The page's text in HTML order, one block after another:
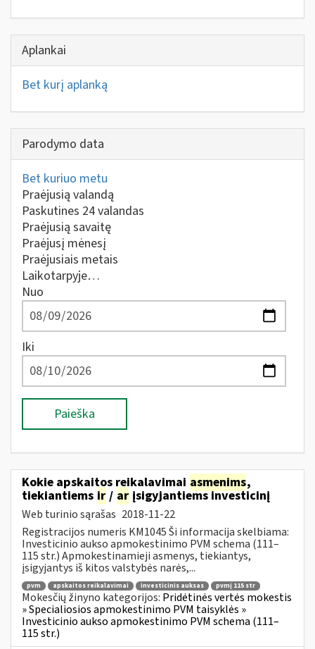
Aplankai
Bet kurį aplanką
Parodymo data
Bet kuriuo metu
Praėjusią valandą
Paskutines 24 valandas
Praėjusią savaitę
Praėjusį mėnesį
Praėjusiais metais
Laikotarpyje…
Nuo
Iki
Paieška
Kokie apskaitos reikalavimai asmenims,
tiekiantiems ir / ar įsigyjantiems investicinį
Web turinio sąrašas 2018-11-22
Registracijos numeris KM1045 Ši informacija skelbiama:
Investicinio aukso apmokestinimo PVM schema (111–
115 str.) Apmokestinamieji asmenys, tiekiantys,
įsigyjantys iš kitos valstybės narės,...
pvm apskaitos reikalavimai investicinis auksas pvmį 115 str
Mokesčių žinyno kategorijos: Pridėtinės vertės mokestis
» Specialiosios apmokestinimo PVM taisyklės »
Investicinio aukso apmokestinimo PVM schema (111–
115 str.)